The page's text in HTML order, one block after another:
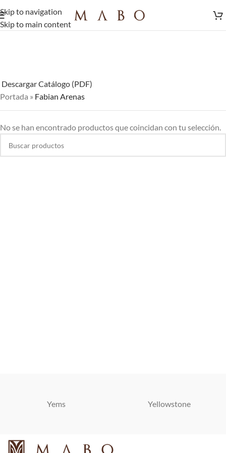
Skip to navigation
Skip to main content
Descargar Catálogo (PDF)
Portada » Fabian Arenas
No se han encontrado productos que coincidan con tu selección.
Yems Yellowstone